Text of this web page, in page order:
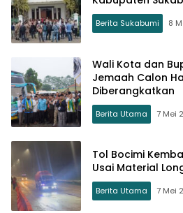
Berita Sukabumi 8
Wali Kota dan
Jemaah Calon
Diberangkatkan
Berita Utama 7 Mei
Tol Bocimi
Usai Material
Berita Utama 7 Mei